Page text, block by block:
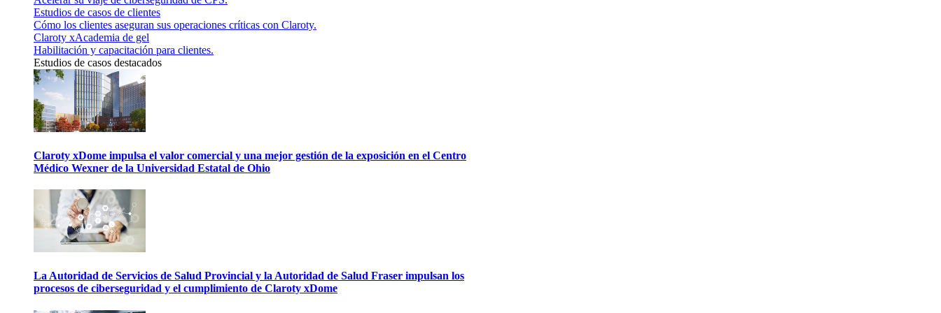
Estudios de casos de clientes
Cómo los clientes aseguran sus operaciones críticas con Claroty.
Claroty xAcademia de gel
Habilitación y capacitación para clientes.
Estudios de casos destacados
Claroty xDome impulsa el valor comercial y una mejor gestión de la exposición en el Centro
Médico Wexner de la Universidad Estatal de Ohio
La Autoridad de Servicios de Salud Provincial y la Autoridad de Salud Fraser impulsan los
procesos de ciberseguridad y el cumplimiento de Claroty xDome